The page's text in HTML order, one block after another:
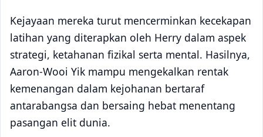
Kejayaan mereka turut mencerminkan kecekapan
latihan yang diterapkan oleh Herry dalam aspek
strategi, ketahanan fizikal serta mental. Hasilnya,
Aaron-Wooi Yik mampu mengekalkan rentak
kemenangan dalam kejohanan bertaraf
antarabangsa dan bersaing hebat menentang
pasangan elit dunia.